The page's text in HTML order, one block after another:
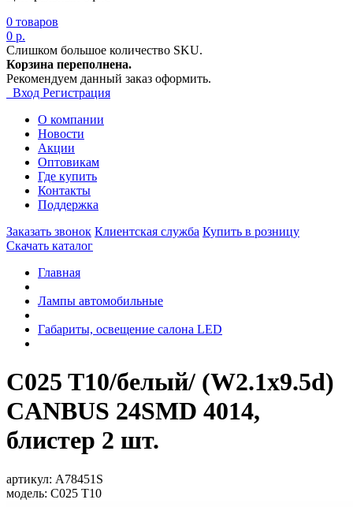
0 товаров
0 р.
Слишком большое количество SKU.
Корзина переполнена.
Рекомендуем данный заказ оформить.
Вход Регистрация
О компании
Новости
Акции
Оптовикам
Где купить
Контакты
Поддержка
Заказать звонок Клиентская служба Купить в розницу
Скачать каталог
Главная
Лампы автомобильные
Габариты, освещение салона LED
C025 T10/белый/ (W2.1x9.5d)
CANBUS 24SMD 4014,
блистер 2 шт.
артикул: A78451S
модель: C025 T10